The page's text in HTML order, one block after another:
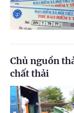
Chủ nguồn
chất thải